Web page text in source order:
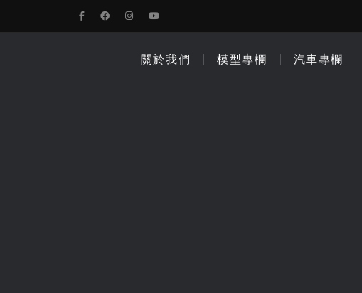
關於我們 模型專欄 汽車專欄